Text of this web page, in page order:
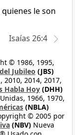
le son
Isaías 26:4
© 1986, 1995,
Jubileo (JBS)
2010, 2014, 2017,
Habla Hoy (DHH)
1966, 1970,
(NBLA)
© 2005 por
(NBV) Nueva